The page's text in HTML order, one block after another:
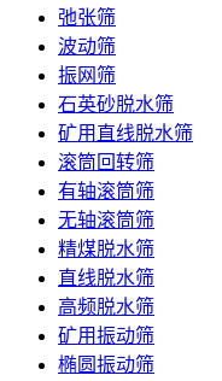
弛张筛
波动筛
振网筛
石英砂脱水筛
矿用直线脱水筛
滚筒回转筛
有轴滚筒筛
无轴滚筒筛
精煤脱水筛
直线脱水筛
高频脱水筛
矿用振动筛
椭圆振动筛